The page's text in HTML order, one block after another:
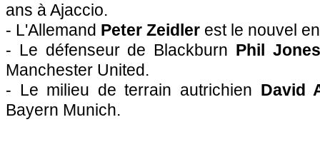
ans àAjaccio.
- L'Allemand Peter Zeidler est le nouvel
- Le défenseur de Blackburn Phil Jones
Manchester United.
- Le milieu de terrain autrichien David
Bayern Munich.